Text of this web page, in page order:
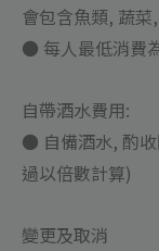
會包含魚類, 蔬菜
● 每人最低消費
自帶酒水費用:
● 自備酒水, 酌
過以倍數計算)
變更及取消